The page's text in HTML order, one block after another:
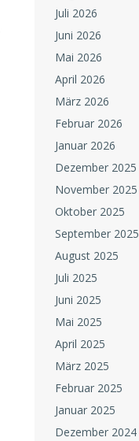
Juli 2026
Juni 2026
Mai 2026
April 2026
März 2026
Februar 2026
Januar 2026
Dezember 2025
November 2025
Oktober 2025
September 2025
August 2025
Juli 2025
Juni 2025
Mai 2025
April 2025
März 2025
Februar 2025
Januar 2025
Dezember 2024